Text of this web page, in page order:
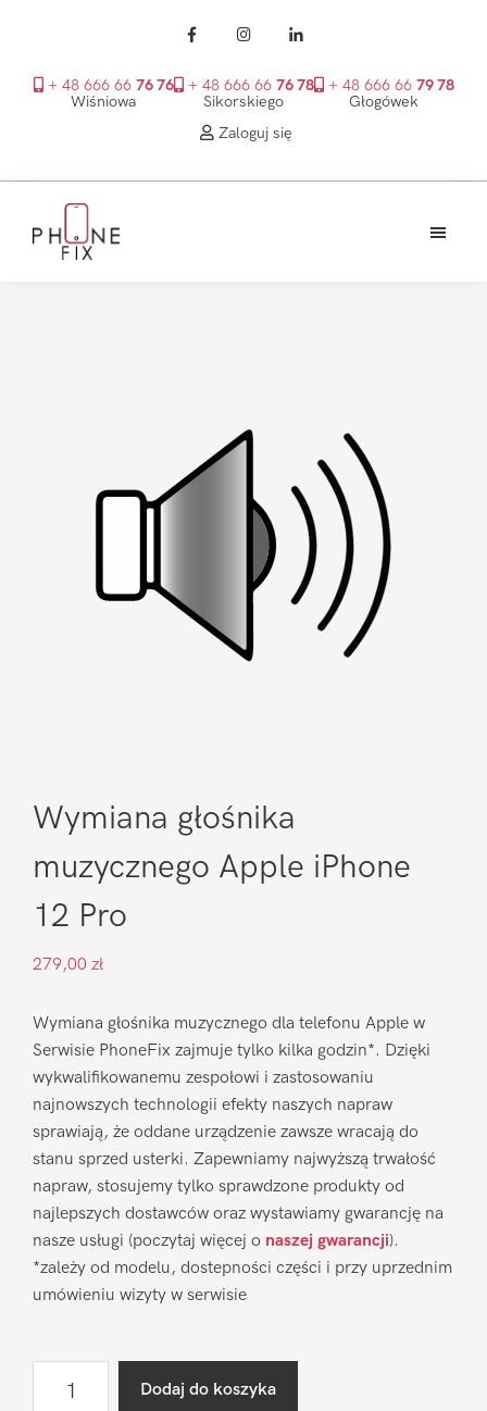
+ 48 666 66 76 76
Wiśniowa
+ 48 666 66 76 78
Sikorskiego
+ 48 666 66 79 78
Głogówek
Zaloguj się
głównego
Wymiana głośnika
muzycznego Apple iPhone
12 Pro
279,00 zł
Wymiana głośnika muzycznego dla telefonu Apple w
Serwisie PhoneFix zajmuje tylko kilka godzin*. Dzięki
wykwalifikowanemu zespołowi i zastosowaniu
najnowszych technologii efekty naszych napraw
sprawiają, że oddane urządzenie zawsze wracają do
stanu sprzed usterki. Zapewniamy najwyższą trwałość
napraw, stosujemy tylko sprawdzone produkty od
najlepszych dostawców oraz wystawiamy gwarancję na
nasze usługi (poczytaj więcej o naszej gwarancji).
*zależy od modelu, dostepności części i przy uprzednim
umówieniu wizyty w serwisie
Dodaj do koszyka